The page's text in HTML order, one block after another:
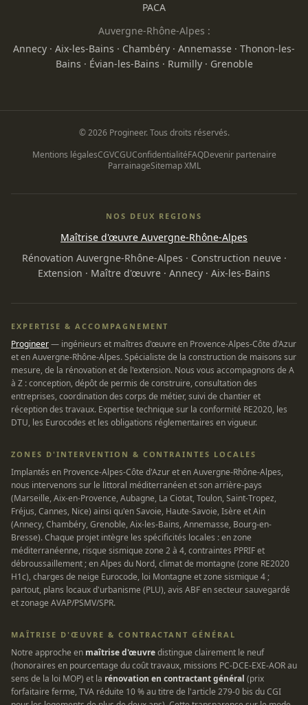
PACA
Auvergne-Rhône-Alpes :
Annecy · Aix-les-Bains · Chambéry · Annemasse · Thonon-les-
Bains · Évian-les-Bains · Rumilly· Grenoble
© 2026 Progineer. Tous droits réservés.
Mentions légalesCGVCGUConfidentialitéFAQDevenir partenaire
ParrainageSitemap XML
NOS DEUX REGIONS
Maîtrise d'œuvre Auvergne-Rhône-Alpes
Rénovation Auvergne-Rhône-Alpes · Construction neuve·
Extension · Maître d'œuvre · Annecy · Aix-les-Bains
EXPERTISE & ACCOMPAGNEMENT
Progineer— ingénieurs et maîtres d'œuvre en Provence-Alpes-Côte d'Azur
et en Auvergne-Rhône-Alpes. Spécialiste de la construction de maisons sur
mesure, de la rénovation et de l'extension. Nous vous accompagnons de A
à Z : conception, dépôt de permis de construire, consultation des
entreprises, coordination des corps de métier, suivi de chantier et
réception des travaux. Expertise technique sur la conformité RE2020, les
DTU, les Eurocodes et les obligations réglementaires en vigueur.
ZONES D'INTERVENTION & CONTRAINTES LOCALES
Implantés en Provence-Alpes-Côte d'Azur et en Auvergne-Rhône-Alpes,
nous intervenons sur le littoral méditerranéen et son arrière-pays
(Marseille, Aix-en-Provence, Aubagne, La Ciotat, Toulon, Saint-Tropez,
Fréjus, Cannes, Nice) ainsi qu'en Savoie, Haute-Savoie, Isère et Ain
(Annecy, Chambéry, Grenoble, Aix-les-Bains, Annemasse, Bourg-en-
Bresse). Chaque projet intègre les spécificités locales : en zone
méditerranéenne, risque sismique zone 2 à 4, contraintes PPRIF et
débroussaillement ; en Alpes du Nord, climat de montagne (zone RE2020
H1c), charges de neige Eurocode, loi Montagne et zone sismique 4 ;
partout, plans locaux d'urbanisme (PLU), avis ABF en secteur sauvegardé
et zonage AVAP/PSMV/SPR.
MAÎTRISE D'ŒUVRE & CONTRACTANT GÉNÉRAL
Notre approche en maîtrise d'œuvredistingue clairement le neuf
(honoraires en pourcentage du coût travaux, missions PC-DCE-EXE-AOR au
sens de la loi MOP) et la rénovation en contractant général (prix
forfaitaire ferme, TVA réduite 10 % au titre de l'article 279-0 bis du CGI